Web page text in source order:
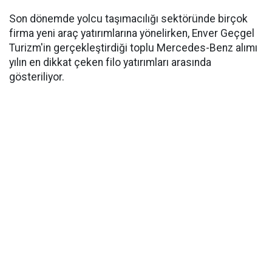
Son dönemde yolcu taşımacılığı sektöründe birçok
firma yeni araç yatırımlarına yönelirken, Enver Geçgel
Turizm'in gerçekleştirdiği toplu Mercedes-Benz alımı
yılın en dikkat çeken filo yatırımları arasında
gösteriliyor.